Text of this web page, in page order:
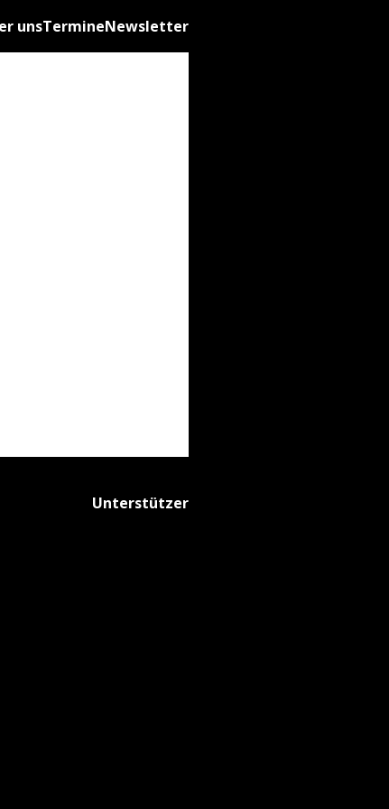
unsTermineNewsletter
Unterstützer